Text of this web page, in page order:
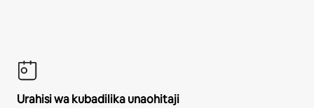
Urahisi wa kubadilika unaohitaji